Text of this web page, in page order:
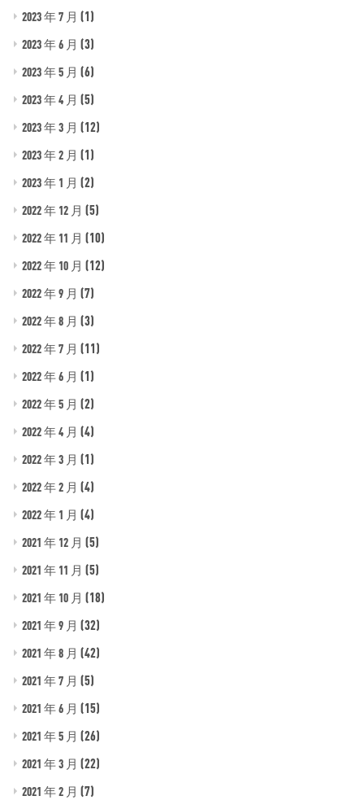
2023 年 7 月 (1)
2023 年 6 月 (3)
2023 年 5 月 (6)
2023 年 4 月 (5)
2023 年 3 月 (12)
2023 年 2 月 (1)
2023 年 1 月 (2)
2022 年 12 月 (5)
2022 年 11 月 (10)
2022 年 10 月 (12)
2022 年 9 月 (7)
2022 年 8 月 (3)
2022 年 7 月 (11)
2022 年 6 月 (1)
2022 年 5 月 (2)
2022 年 4 月 (4)
2022 年 3 月 (1)
2022 年 2 月 (4)
2022 年 1 月 (4)
2021 年 12 月 (5)
2021 年 11 月 (5)
2021 年 10 月 (18)
2021 年 9 月 (32)
2021 年 8 月 (42)
2021 年 7 月 (5)
2021 年 6 月 (15)
2021 年 5 月 (26)
2021 年 3 月 (22)
2021 年 2 月 (7)